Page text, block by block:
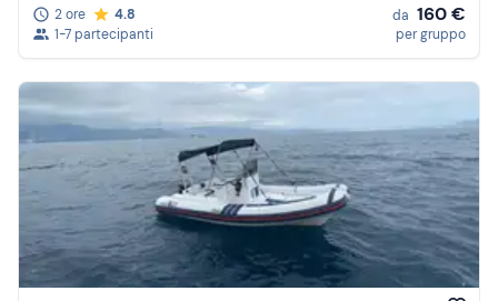
2 ore
4.8
1-7 partecipanti
da 160 €
per gruppo